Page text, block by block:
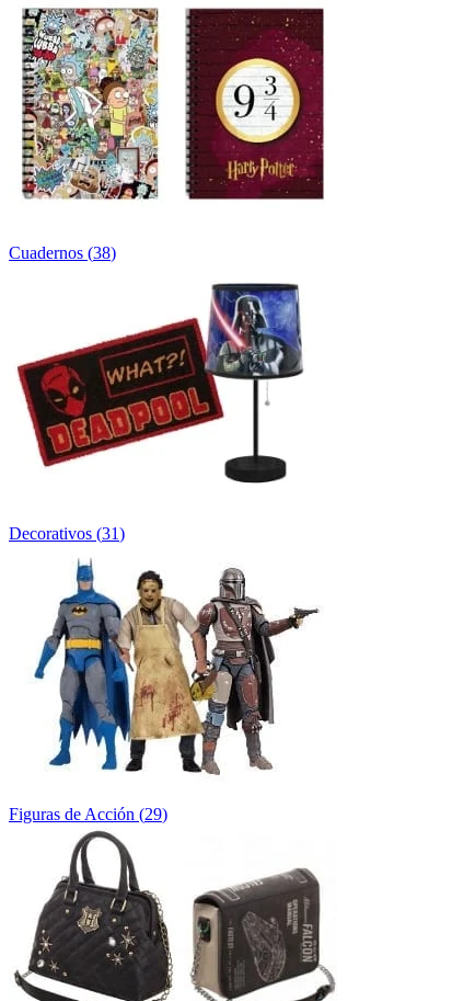
Cuadernos (38)
Decorativos (31)
Figuras de Acción (29)